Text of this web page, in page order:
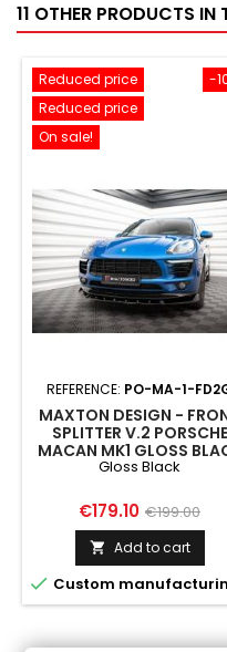
11 OTHER PRODUCTS IN
-
Reduced price
Reduced price
On sale!
REFERENCE: PO-MA-1-
MAXTON DESIGN -
SPLITTER V.2 PORSCHE
MACAN MK1 GLOSS
Gloss Black
Price
€179.10 Regular
price
€199.00
 Add to cart
 Custom